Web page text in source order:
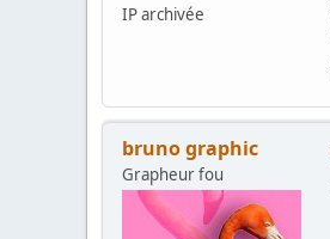
IP archivée
bruno graphic
Grapheur fou